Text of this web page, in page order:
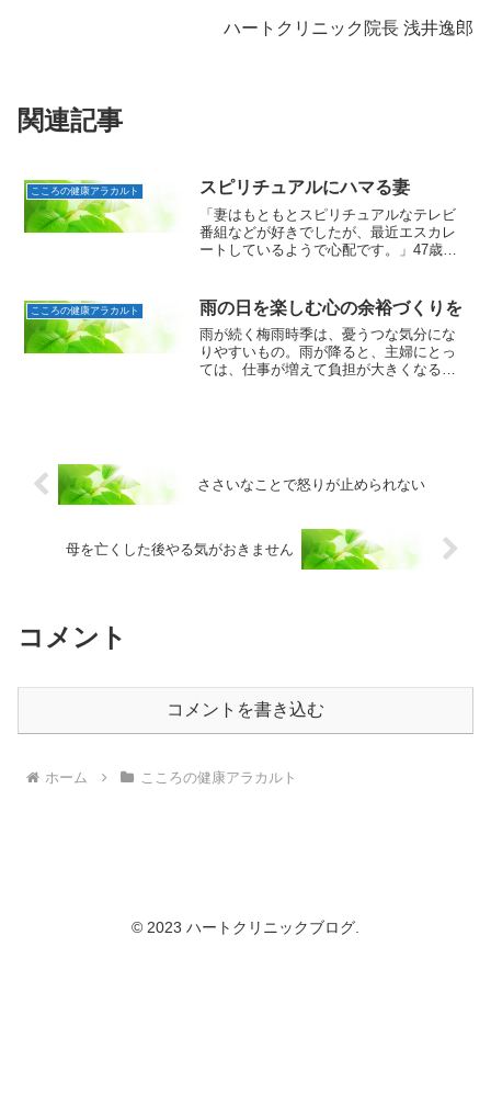
ハートクリニック院長 浅井逸郎
関連記事
こころの健康アラカルト スピリチュアルにハマる妻
「妻はもともとスピリチュアルなテレビ
番組などが好きでしたが、最近エスカレ
ートしているようで心配です。」47歳・
し。奥様は守護霊や前世などの内容を扱
った番組が大好きでし...
こころの健康アラカルト 雨の日を楽しむ心の余裕づくりを
雨が続く梅雨時季は、憂うつな気分にな
りやすいもの。雨が降ると、主婦にとっ
ては、仕事が増えて負担が大きくなるも
ささいなことで怒りが止められない
母を亡くした後やる気がおきません
コメント
コメントを書き込む
ホーム こころの健康アラカルト
© 2023 ハートクリニックブログ.